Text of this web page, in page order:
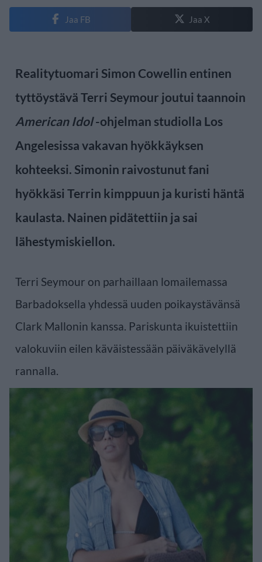
Jaa FB Jaa X
Realitytuomari Simon Cowellin entinen
tyttöystävä Terri Seymour joutui taannoin
American Idol-ohjelman studiolla Los
Angelesissa vakavan hyökkäyksen
kohteeksi. Simonin raivostunut fani
hyökkäsi Terrin kimppuun ja kuristi häntä
kaulasta. Nainen pidätettiin ja sai
lähestymiskiellon.
Terri Seymour on parhaillaan lomailemassa
Barbadoksella yhdessä uuden poikaystävänsä
Clark Mallonin kanssa. Pariskunta ikuistettiin
valokuviin eilen käväistessään päiväkävelyllä
rannalla.